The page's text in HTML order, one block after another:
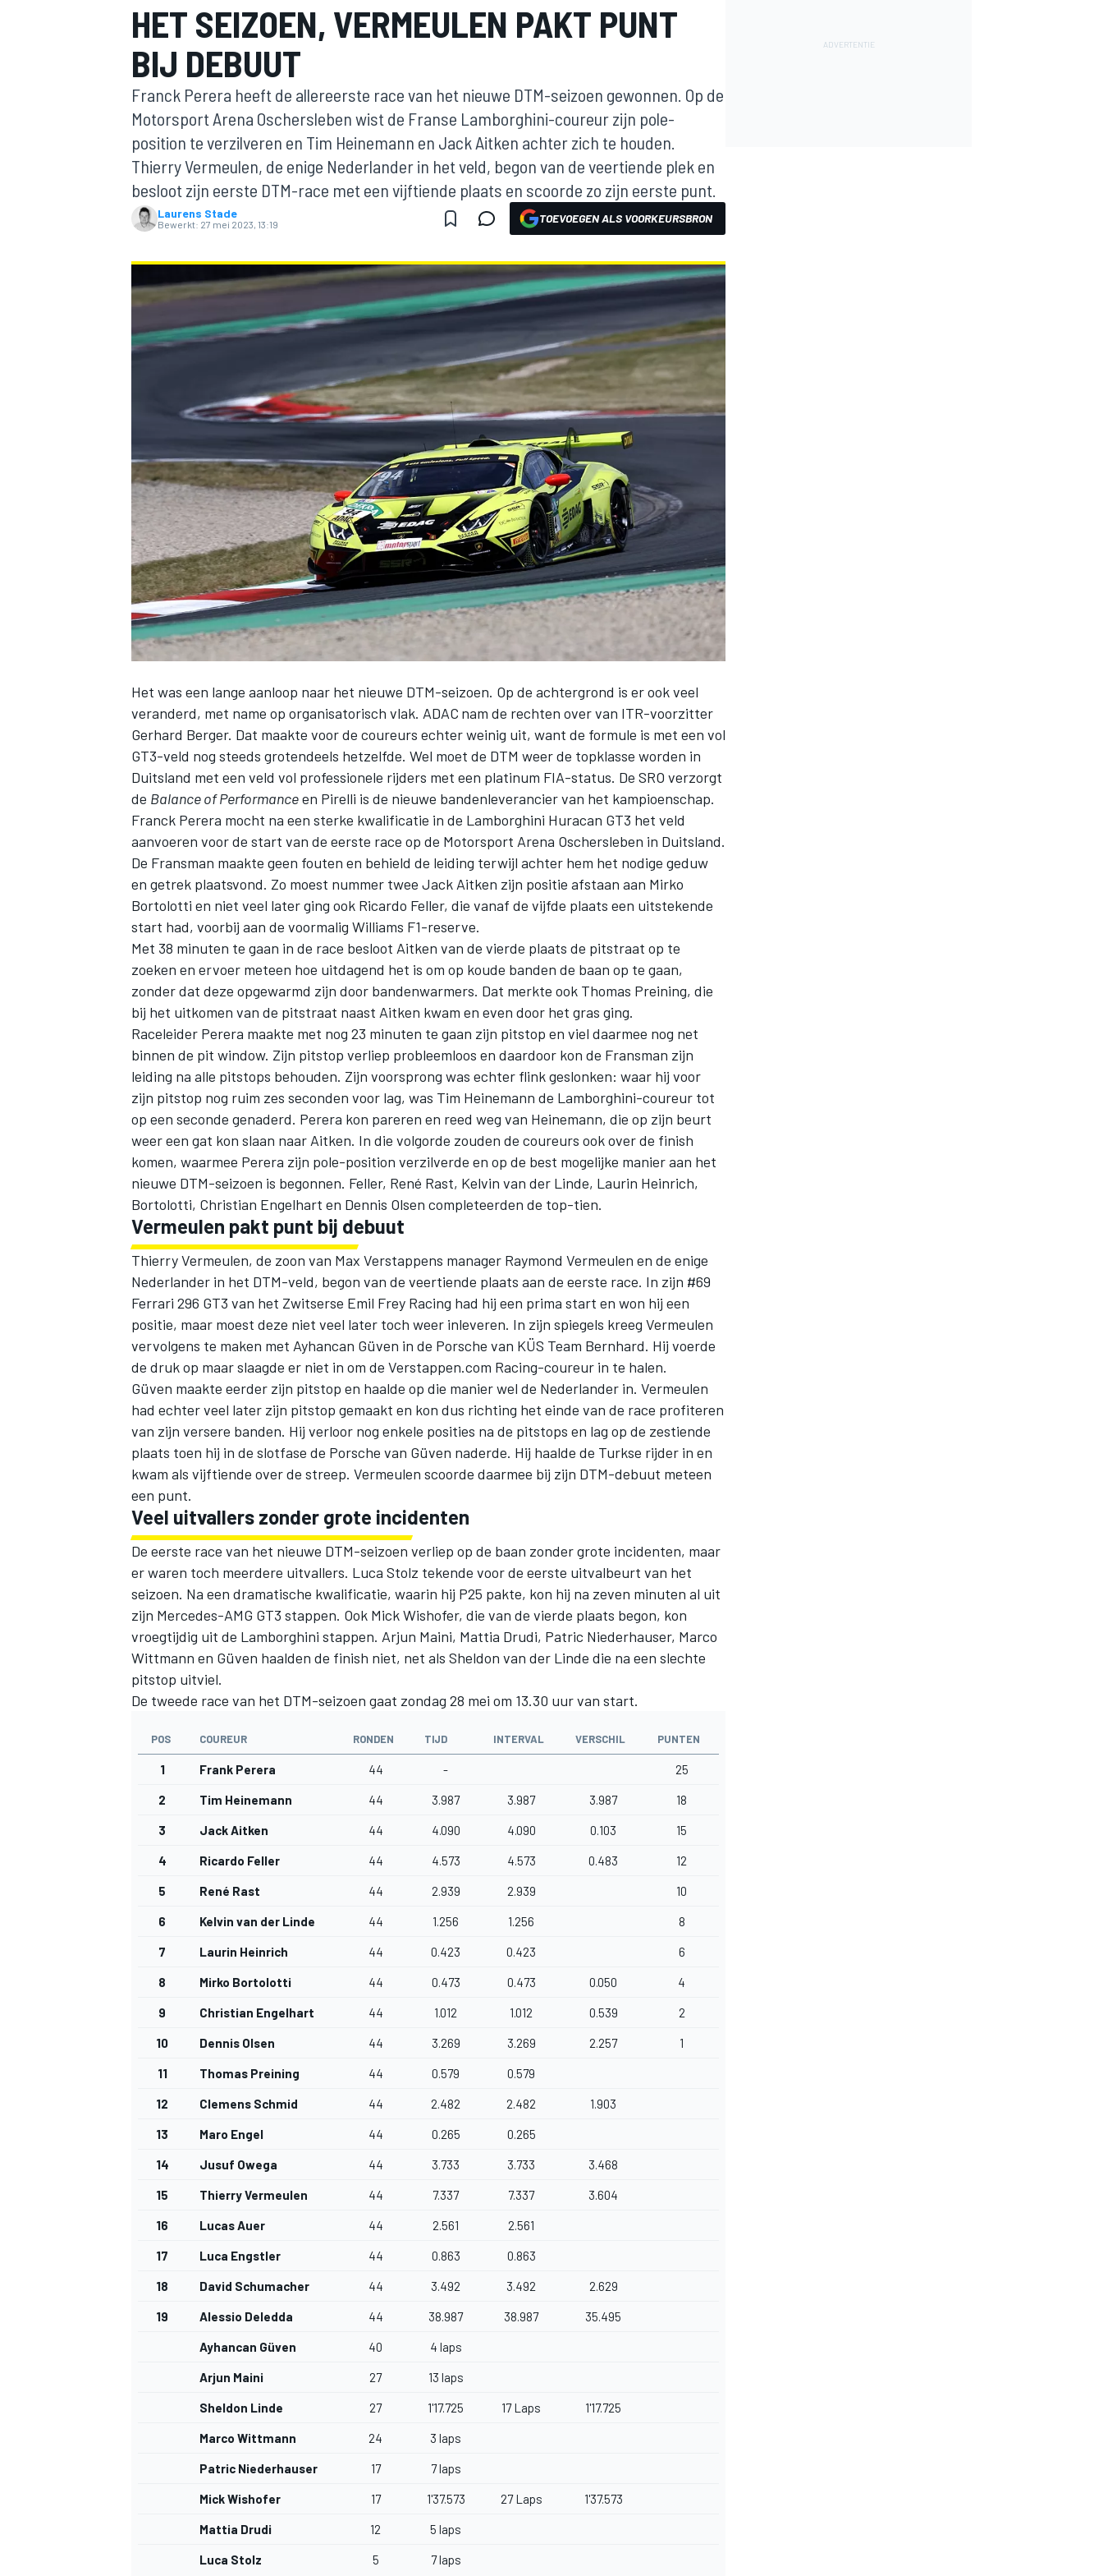
MOTOGP
MEER RACEKLASSEN
HET SEIZOEN, VERMEULEN PAKT PUNT
BIJ DEBUUT
Franck Perera heeft de allereerste race van het nieuwe DTM-seizoen gewonnen. Op de
Motorsport Arena Oschersleben wist de Franse Lamborghini-coureur zijn pole-
position te verzilveren en Tim Heinemann en Jack Aitken achter zich te houden.
Thierry Vermeulen, de enige Nederlander in het veld, begon van de veertiende plek en
besloot zijn eerste DTM-race met een vijftiende plaats en scoorde zo zijn eerste punt.
Laurens Stade
Bewerkt: 27 mei 2023, 13:19 TOEVOEGEN ALS VOORKEURSBRON
Het was een lange aanloop naar het nieuwe DTM-seizoen. Op de achtergrond is er ook veel
veranderd, met name op organisatorisch vlak. ADAC nam de rechten over van ITR-voorzitter
Gerhard Berger. Dat maakte voor de coureurs echter weinig uit, want de formule is met een vol
GT3-veld nog steeds grotendeels hetzelfde. Wel moet de DTM weer de topklasse worden in
Duitsland met een veld vol professionele rijders met een platinum FIA-status. De SRO verzorgt
de Balance of Performanceen Pirelli is de nieuwe bandenleverancier van het kampioenschap.
Franck Perera mocht na een sterke kwalificatie in de Lamborghini Huracan GT3 het veld
aanvoeren voor de start van de eerste race op de Motorsport Arena Oschersleben in Duitsland.
De Fransman maakte geen fouten en behield de leiding terwijl achter hem het nodige geduw
en getrek plaatsvond. Zo moest nummer twee Jack Aitken zijn positie afstaan aan Mirko
Bortolotti en niet veel later ging ook Ricardo Feller, die vanaf de vijfde plaats een uitstekende
start had, voorbij aan de voormalig Williams F1-reserve.
Met 38 minuten te gaan in de race besloot Aitken van de vierde plaats de pitstraat op te
zoeken en ervoer meteen hoe uitdagend het is om op koude banden de baan op te gaan,
zonder dat deze opgewarmd zijn door bandenwarmers. Dat merkte ook Thomas Preining, die
bij het uitkomen van de pitstraat naast Aitken kwam en even door het gras ging.
Raceleider Perera maakte met nog 23 minuten te gaan zijn pitstop en viel daarmee nog net
binnen de pit window. Zijn pitstop verliep probleemloos en daardoor kon de Fransman zijn
leiding na alle pitstops behouden. Zijn voorsprong was echter flink geslonken: waar hij voor
zijn pitstop nog ruim zes seconden voor lag, was Tim Heinemann de Lamborghini-coureur tot
op een seconde genaderd. Perera kon pareren en reed weg van Heinemann, die op zijn beurt
weer een gat kon slaan naar Aitken. In die volgorde zouden de coureurs ook over de finish
komen, waarmee Perera zijn pole-position verzilverde en op de best mogelijke manier aan het
nieuwe DTM-seizoen is begonnen. Feller, René Rast, Kelvin van der Linde, Laurin Heinrich,
Bortolotti, Christian Engelhart en Dennis Olsen completeerden de top-tien.
Vermeulen pakt punt bij debuut
Thierry Vermeulen, de zoon van Max Verstappens manager Raymond Vermeulen en de enige
Nederlander in het DTM-veld, begon van de veertiende plaats aan de eerste race. In zijn #69
Ferrari 296 GT3 van het Zwitserse Emil Frey Racing had hij een prima start en won hij een
positie, maar moest deze niet veel later toch weer inleveren. In zijn spiegels kreeg Vermeulen
vervolgens te maken met Ayhancan Güven in de Porsche van KÜS Team Bernhard. Hij voerde
de druk op maar slaagde er niet in om de Verstappen.com Racing-coureur in te halen.
Güven maakte eerder zijn pitstop en haalde op die manier wel de Nederlander in. Vermeulen
had echter veel later zijn pitstop gemaakt en kon dus richting het einde van de race profiteren
van zijn versere banden. Hij verloor nog enkele posities na de pitstops en lag op de zestiende
plaats toen hij in de slotfase de Porsche van Güven naderde. Hij haalde de Turkse rijder in en
kwam als vijftiende over de streep. Vermeulen scoorde daarmee bij zijn DTM-debuut meteen
een punt.
Veel uitvallers zonder grote incidenten
De eerste race van het nieuwe DTM-seizoen verliep op de baan zonder grote incidenten, maar
er waren toch meerdere uitvallers. Luca Stolz tekende voor de eerste uitvalbeurt van het
seizoen. Na een dramatische kwalificatie, waarin hij P25 pakte, kon hij na zeven minuten al uit
zijn Mercedes-AMG GT3 stappen. Ook Mick Wishofer, die van de vierde plaats begon, kon
vroegtijdig uit de Lamborghini stappen. Arjun Maini, Mattia Drudi, Patric Niederhauser, Marco
Wittmann en Güven haalden de finish niet, net als Sheldon van der Linde die na een slechte
pitstop uitviel.
De tweede race van het DTM-seizoen gaat zondag 28 mei om 13.30 uur van start.
POS COUREUR RONDEN TIJD INTERVAL VERSCHIL PUNTEN
1 Frank Perera 44 - 25
2 Tim Heinemann 44 3.987 3.987 3.987 18
3 Jack Aitken 44 4.090 4.090 0.103 15
4 Ricardo Feller 44 4.573 4.573 0.483 12
5 René Rast 44 2.939 2.939 10
6 Kelvin van der Linde 44 1.256 1.256 8
7 Laurin Heinrich 44 0.423 0.423 6
8 Mirko Bortolotti 44 0.473 0.473 0.050 4
9 Christian Engelhart 44 1.012 1.012 0.539 2
10 Dennis Olsen 44 3.269 3.269 2.257 1
11 Thomas Preining 44 0.579 0.579
12 Clemens Schmid 44 2.482 2.482 1.903
13 Maro Engel 44 0.265 0.265
14 Jusuf Owega 44 3.733 3.733 3.468
15 Thierry Vermeulen 44 7.337 7.337 3.604
16 Lucas Auer 44 2.561 2.561
17 Luca Engstler 44 0.863 0.863
18 David Schumacher 44 3.492 3.492 2.629
19 Alessio Deledda 44 38.987 38.987 35.495
Ayhancan Güven 40 4 laps
Arjun Maini 27 13 laps
Sheldon Linde 27 1'17.725 17 Laps 1'17.725
Marco Wittmann 24 3 laps
Patric Niederhauser 17 7 laps
Mick Wishofer 17 1'37.573 27 Laps 1'37.573
Mattia Drudi 12 5 laps
Luca Stolz 5 7 laps